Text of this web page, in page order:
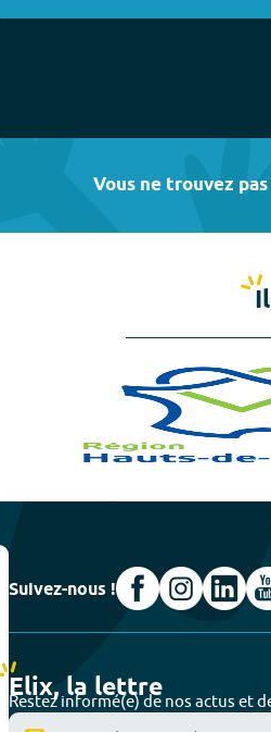
Vous ne trouvez
Suivez-nous !
Elix, la lettre
Restez informé(e) de nos actus et